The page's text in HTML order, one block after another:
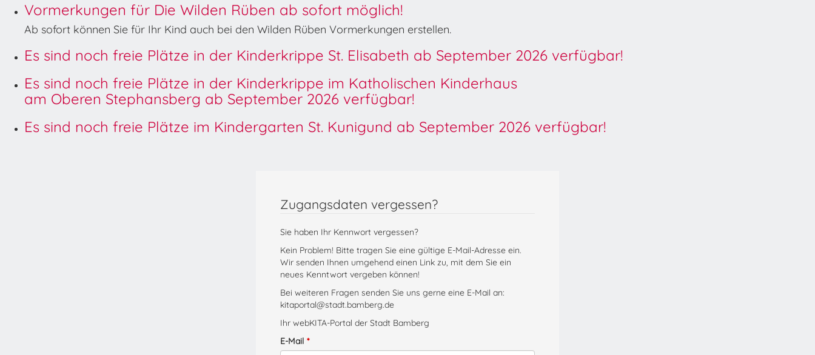
Vormerkungen für Die Wilden Rüben ab sofort möglich!
Ab sofort können Sie für Ihr Kind auch bei den Wilden Rüben Vormerkungen erstellen.
Es sind noch freie Plätze in der Kinderkrippe St. Elisabeth ab September 2026 verfügbar!
Es sind noch freie Plätze in der Kinderkrippe im Katholischen Kinderhaus
am Oberen Stephansberg ab September 2026 verfügbar!
Es sind noch freie Plätze im Kindergarten St. Kunigund ab September 2026 verfügbar!
Zugangsdaten vergessen?
Sie haben Ihr Kennwort vergessen?
Kein Problem! Bitte tragen Sie eine gültige E-Mail-Adresse ein.
Wir senden Ihnen umgehend einen Link zu, mit dem Sie ein
neues Kenntwort vergeben können!
Bei weiteren Fragen senden Sie uns gerne eine E-Mail an:
kitaportal@stadt.bamberg.de
Ihr webKITA-Portal der Stadt Bamberg
E-Mail